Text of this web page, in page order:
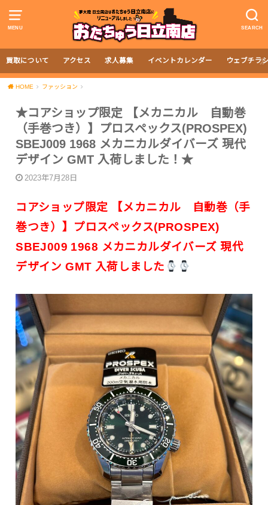
MENU SEARCH
買取について アクセス 求人募集 イベントカレンダー ウェブチラ
HOME ファッション
★コアショップ限定 【メカニカル 自動巻
（手巻つき）】プロスペックス(PROSPEX)
SBEJ009 1968 メカニカルダイバーズ 現代
デザイン GMT 入荷しました！★
2023年7月28日
コアショップ限定 【メカニカル 自動巻（手
巻つき）】プロスペックス(PROSPEX)
SBEJ009 1968 メカニカルダイバーズ 現代
デザイン GMT 入荷しました